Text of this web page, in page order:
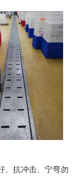
、抗冲击、宁弯勿